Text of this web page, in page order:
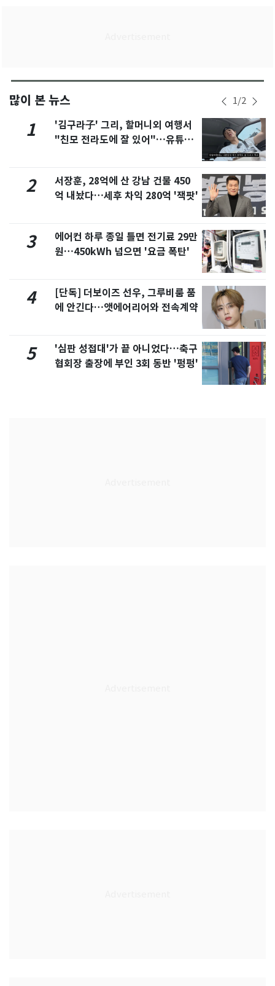
많이 본 뉴스 1/2
1
'김구라子' 그리, 할머니외 여행서
"친모 전라도에 잘 있어"…유튜브
2
서장훈, 28억에 산 강남 건물 450
억 내놨다…세후 차익 280억 '잭팟'
3
에어컨 하루 종일 틀면 전기료 29만
원…450kWh 넘으면 '요금 폭탄'
4
[단독] 더보이즈 선우, 그루비룸 품
에 안긴다…앳에어리어와 전속계약
5
'심판 성접대'가 끝 아니었다…축구
협회장 출장에 부인 3회 동반 '펑펑'